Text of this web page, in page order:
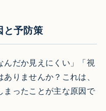
と予防策
んだか見えにくい」「視
りませんか？これは、
まったことが主な原因で